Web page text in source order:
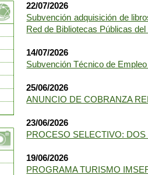
22/07/2026
Subvención adquisición de
Red de Bibliotecas Públicas
14/07/2026
Subvención Técnico de
25/06/2026
ANUNCIO DE COBRANZA
23/06/2026
PROCESO SELECTIVO:
19/06/2026
PROGRAMA TURISMO